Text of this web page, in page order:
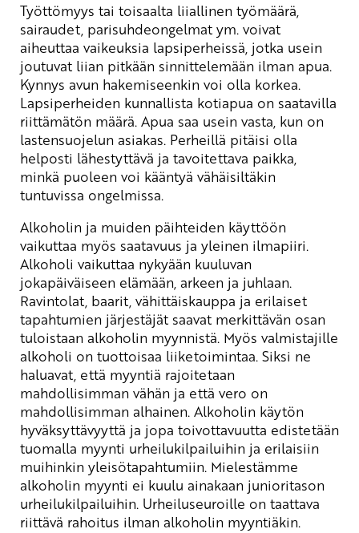
Työttömyys tai toisaalta liiallinen työmäärä,
sairaudet, parisuhdeongelmat ym. voivat
aiheuttaa vaikeuksia lapsiperheissä, jotka usein
joutuvat liian pitkään sinnittelemään ilman apua.
Kynnys avun hakemiseenkin voi olla korkea.
Lapsiperheiden kunnallista kotiapua on saatavilla
riittämätön määrä. Apua saa usein vasta, kun on
lastensuojelun asiakas. Perheillä pitäisi olla
helposti lähestyttävä ja tavoitettava paikka,
minkä puoleen voi kääntyä vähäisiltäkin
tuntuvissa ongelmissa.
Alkoholin ja muiden päihteiden käyttöön
vaikuttaa myös saatavuus ja yleinen ilmapiiri.
Alkoholi vaikuttaa nykyään kuuluvan
jokapäiväiseen elämään, arkeen ja juhlaan.
Ravintolat, baarit, vähittäiskauppa ja erilaiset
tapahtumien järjestäjät saavat merkittävän osan
tuloistaan alkoholin myynnistä. Myös valmistajille
alkoholi on tuottoisaa liiketoimintaa. Siksi ne
haluavat, että myyntiä rajoitetaan
mahdollisimman vähän ja että vero on
mahdollisimman alhainen. Alkoholin käytön
hyväksyttävyyttä ja jopa toivottavuutta edistetään
tuomalla myynti urheilukilpailuihin ja erilaisiin
muihinkin yleisötapahtumiin. Mielestämme
alkoholin myynti ei kuulu ainakaan junioritason
urheilukilpailuihin. Urheiluseuroille on taattava
riittävä rahoitus ilman alkoholin myyntiäkin.